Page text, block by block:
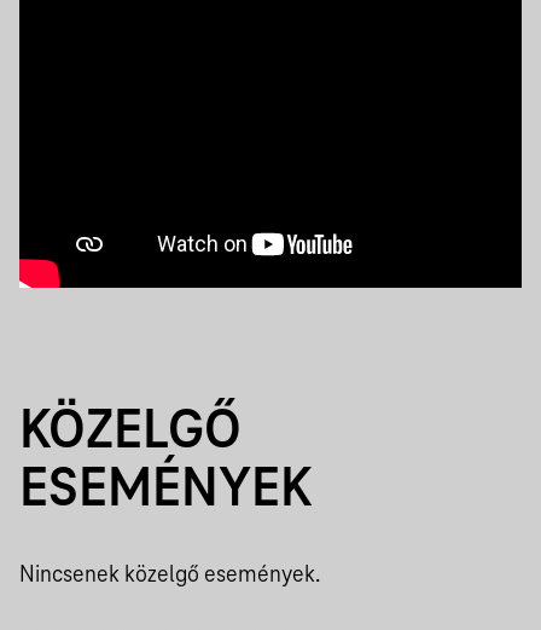
KÖZELGŐ
ESEMÉNYEK
Nincsenek közelgő események.